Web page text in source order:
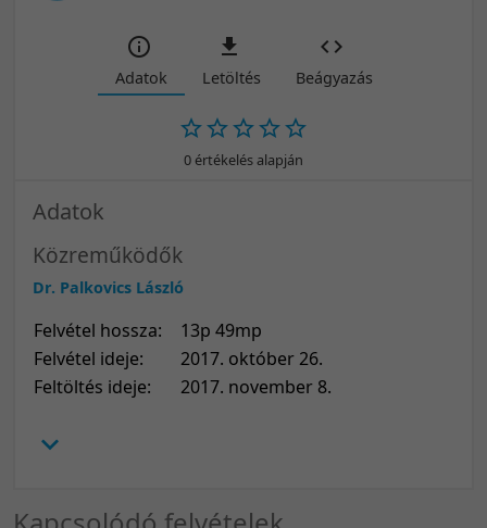
Adatok Letöltés Beágyazás
0 értékelés alapján
Adatok
Közreműködők
Dr. Palkovics László
Felvétel hossza:
13p 49mp
Felvétel ideje:
2017. október 26.
Feltöltés ideje:
2017. november 8.